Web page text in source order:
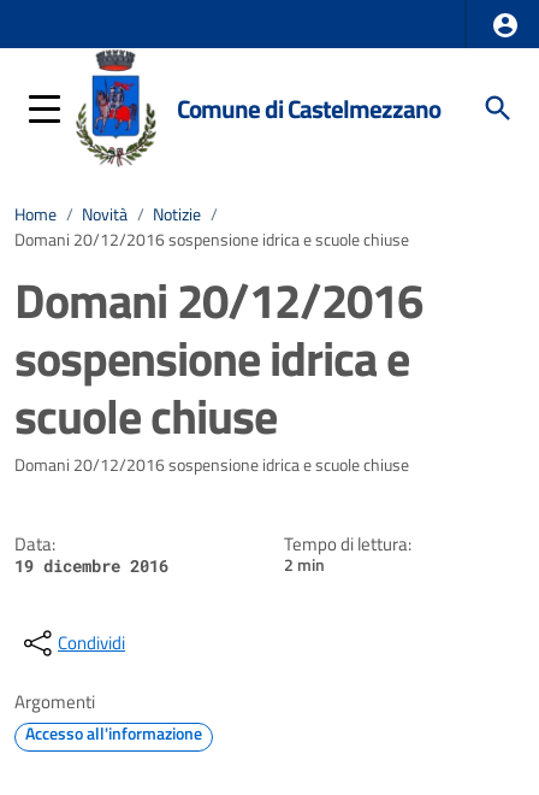
Comune di Castelmezzano
Home / Novità / Notizie /
Domani 20/12/2016 sospensione idrica e scuole chiuse
Domani 20/12/2016
sospensione idrica e
scuole chiuse
Dettagli della notizia
Domani 20/12/2016 sospensione idrica e scuole chiuse
Data:
19 dicembre 2016
Tempo di lettura:
2 min
Condividi
Argomenti
Accesso all'informazione